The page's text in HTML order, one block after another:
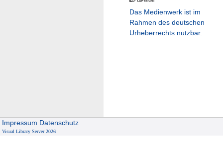
Das Medienwerk ist im
Rahmen des deutschen
Urheberrechts nutzbar.
Impressum Datenschutz
Visual Library Server 2026